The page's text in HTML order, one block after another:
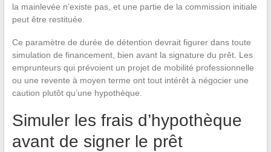
la mainlevée n’existe pas, et une partie de la commission initiale
peut être restituée.
Ce paramètre de durée de détention devrait figurer dans toute
simulation de financement, bien avant la signature du prêt. Les
emprunteurs qui prévoient un projet de mobilité professionnelle
ou une revente à moyen terme ont tout intérêt à négocier une
caution plutôt qu’une hypothèque.
Simuler les frais d’hypothèque
avant de signer le prêt